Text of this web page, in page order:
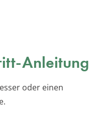
Anleitung
oder einen